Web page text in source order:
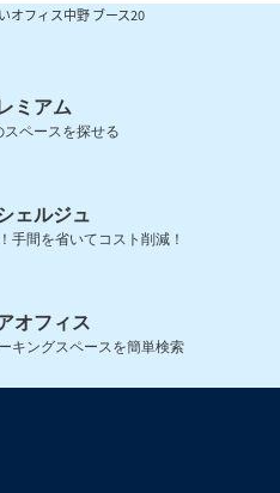
オフィス中野 ブース20
ミアム
ペースを探せる
ェルジュ
手間を省いてコスト削減！
オフィス
キングスペースを簡単検索